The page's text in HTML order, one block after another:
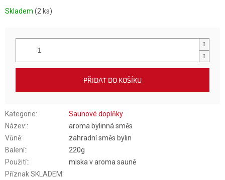
hvězdiček.
cena:
Skladem (2 ks)
PŘIDAT DO KOŠÍKU
Kategorie:
Saunové doplňky
Název::
aroma bylinná směs
Vůně:
zahradní směs bylin
Balení::
220g
Použití::
miska v aroma sauně
Příznak SKLADEM: